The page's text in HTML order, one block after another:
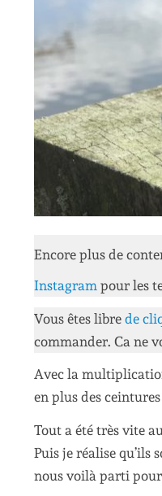
Encore plus de
Instagram pour les
Vous êtes libre de
commander. Ca ne
Avec la
en plus des
Tout a été très vite
Puis je réalise qu’ils
nous voilà parti pour